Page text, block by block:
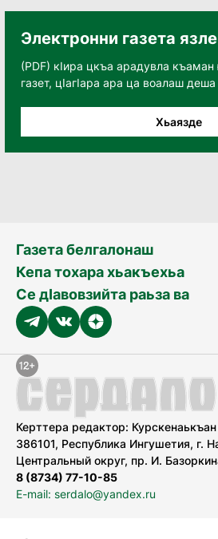
Электронни газета язле
(PDF) кӀира цкъа арадувла
газет, цӀагӀара ара ца воалаш
Хьаязде
Газета белгалонаш
Кепа тохара хьакъехьа
Се дӀавовзийта раьза ва
Керттера редактор:
386101, Республика Ингушетия, г.
Центральный округ, пр. И.
8 (8734) 77-10-85
E-mail: serdalo@yandex.ru